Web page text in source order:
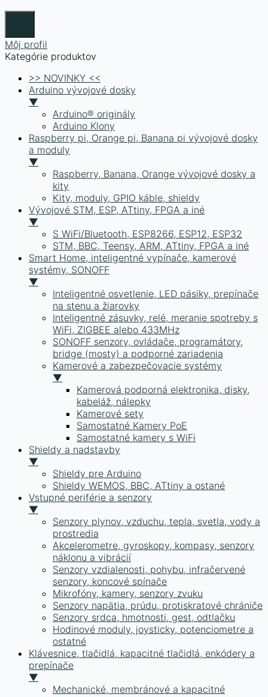
Môj profil
Kategórie produktov
>> NOVINKY <<
Arduino vývojové dosky
▼
Arduino® originály
Arduino Klony
Raspberry pi, Orange pi, Banana pi vývojové dosky
a moduly
▼
Raspberry, Banana, Orange vývojové dosky a
kity
Kity, moduly, GPIO káble, shieldy
Vývojové STM, ESP, ATtiny, FPGA a iné
▼
S WiFi/Bluetooth, ESP8266, ESP12, ESP32
STM, BBC, Teensy, ARM, ATtiny, FPGA a iné
Smart Home, inteligentné vypínače, kamerové
systémy, SONOFF
▼
Inteligentné osvetlenie, LED pásiky, prepínače
na stenu a žiarovky
Inteligentné zásuvky, relé, meranie spotreby s
WiFi, ZIGBEE alebo 433MHz
SONOFF senzory, ovládače, programátory,
bridge (mosty) a podporné zariadenia
Kamerové a zabezpečovacie systémy
▼
Kamerová podporná elektronika, disky,
kabeláž, nálepky
Kamerové sety
Samostatné Kamery PoE
Samostatné kamery s WiFi
Shieldy a nadstavby
▼
Shieldy pre Arduino
Shieldy WEMOS, BBC, ATtiny a ostané
Vstupné periférie a senzory
▼
Senzory plynov, vzduchu, tepla, svetla, vody a
prostredia
Akcelerometre, gyroskopy, kompasy, senzory
náklonu a vibrácií
Senzory vzdialenosti, pohybu, infračervené
senzory, koncové spínače
Mikrofóny, kamery, senzory zvuku
Senzory napätia, prúdu, protiskratové chrániče
Senzory srdca, hmotnosti, gest, odtlačku
Hodinové moduly, joysticky, potenciometre a
ostatné
Klávesnice, tlačidlá, kapacitné tlačidlá, enkódery a
prepínače
▼
Mechanické, membránové a kapacitné